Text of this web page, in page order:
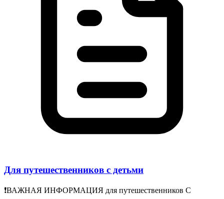
Для путешественников с детьми
❗️ВАЖНАЯ ИНФОРМАЦИЯ для путешественников С